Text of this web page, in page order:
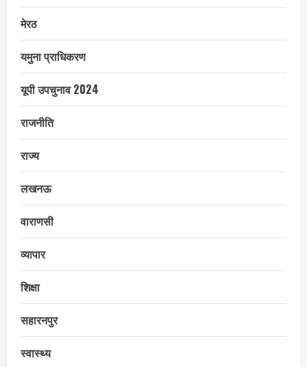
मेरठ
यमुना प्राधिकरण
यूपी उपचुनाव 2024
राजनीति
राज्य
लखनऊ
वाराणसी
व्यापार
शिक्षा
सहारनपुर
स्वास्थ्य